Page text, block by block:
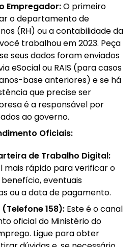
Empregador:O primeiro
o departamento de
(RH) ou a contabilidade da
trabalhou em 2023. Peça
seus dados foram enviados
eSocial ou RAIS (para casos
base anteriores) e se há
que precise ser
é a responsável por
ao governo.
Oficiais:
de Trabalho Digital:
mais rápido para verificar o
eventuais
ou a data de pagamento.
158): Este é o canal
oficial do Ministério do
Ligue para obter